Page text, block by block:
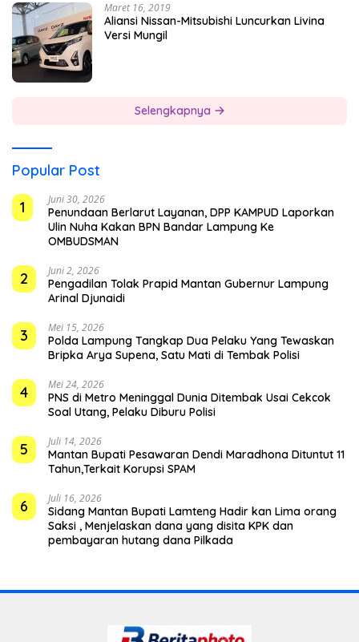
Maret 16, 2019
Aliansi Nissan-Mitsubishi Luncurkan Livina
Versi Mungil
Selengkapnya
Popular Post
1
Juni 30, 2026
Penundaan Berlarut Layanan, DPP KAMPUD Laporkan
Ulin Nuha Kakan BPN Bandar Lampung Ke
OMBUDSMAN
2 Juni 2, 2026
Pengadilan Tolak Prapid Mantan Gubernur Lampung
Arinal Djunaidi
3 Mei 15, 2026
Polda Lampung Tangkap Dua Pelaku Yang Tewaskan
Bripka Arya Supena, Satu Mati di Tembak Polisi
4 Mei 24, 2026
PNS di Metro Meninggal Dunia Ditembak Usai Cekcok
Soal Utang, Pelaku Diburu Polisi
5 Juli 14, 2026
Mantan Bupati Pesawaran Dendi Maradhona Dituntut 11
Tahun,Terkait Korupsi SPAM
6 Juli 16, 2026
Sidang Mantan Bupati Lamteng Hadir kan Lima orang
Saksi , Menjelaskan dana yang disita KPK dan
pembayaran hutang dana Pilkada